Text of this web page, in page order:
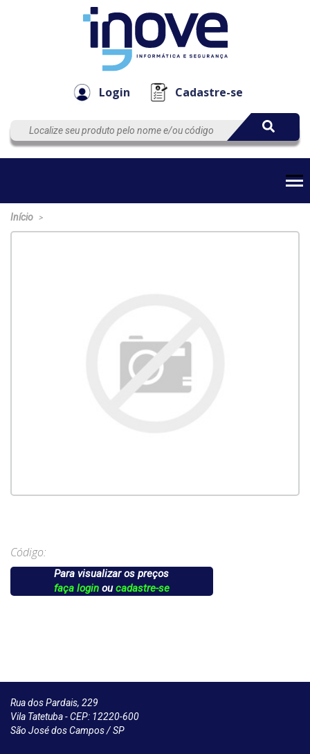
Login Cadastre-se
EmpresaAutomação
Início >
Código:
Para visualizar os preços
faça loginoucadastre-se
Rua dos Pardais, 229
Vila Tatetuba - CEP: 12220-600
São José dos Campos / SP